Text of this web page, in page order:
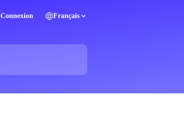
Connexion Français